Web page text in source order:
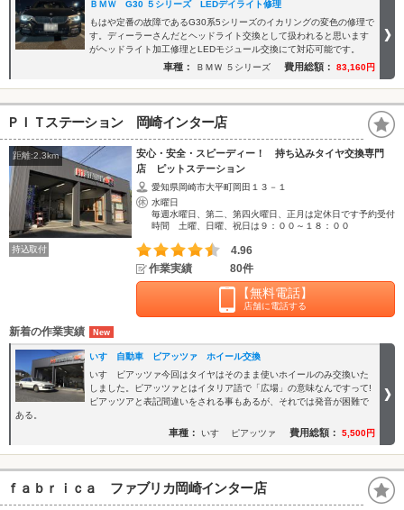
ＢＭＷ G30 ５シリーズ LEDデイライト修理
もはや定番の故障であるG30系5シリーズのイカリングの変色の修理で
す。ディーラーさんだとヘッドライト交換として扱われると思います
がヘッドライト加工修理とLEDモジュール交換にて対応可能です。
車種： ＢＭＷ ５シリーズ 費用総額： 83,160円
ＰＩＴステーション 岡崎インター店
距離:2.3km
安心・安全・スピーディー！ 持ち込みタイヤ交換専門
店 ピットステーション
愛知県岡崎市大平町岡田１３－１
水曜日
毎週水曜日、第二、第四火曜日、正月は定休日です予約受付
時間 土曜、日曜、祝日は９：００～１８：００
持込取付
4.96
作業実績
80件
【無料電話】
店舗に電話する
新着の作業実績
いすゞ自動車 ピアッツァ ホイール交換
いすゞピアッツァ今回はタイヤはそのまま使いホイールのみ交換いた
しました。ピアッツァとはイタリア語で「広場」の意味なんですって!
ピアッツアと表記間違いをされる事もあるが、それでは発音が困難で
ある。
車種： いすゞ ピアッツァ 費用総額： 5,500円
ｆａｂｒｉｃａ ファブリカ岡崎インター店